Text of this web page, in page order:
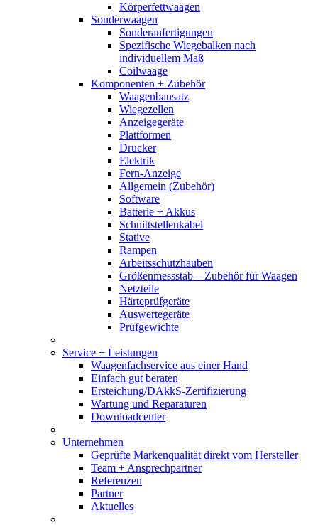
Körperfettwaagen
Sonderwaagen
Sonderanfertigungen
Spezifische Wiegebalken nach
individuellem Maß
Coilwaage
Komponenten + Zubehör
Waagenbausatz
Wiegezellen
Anzeigegeräte
Plattformen
Drucker
Elektrik
Fern-Anzeige
Allgemein (Zubehör)
Software
Batterie + Akkus
Schnittstellenkabel
Stative
Rampen
Arbeitsschutzhauben
Größenmessstab – Zubehör für Waagen
Netzteile
Härteprüfgeräte
Auswertegeräte
Prüfgewichte
Service + Leistungen
Waagenfachservice aus einer Hand
Einfach gut beraten
Ersteichung/DAkkS-Zertifizierung
Wartung und Reparaturen
Downloadcenter
Unternehmen
Geprüfte Markenqualität direkt vom Hersteller
Team + Ansprechpartner
Referenzen
Partner
Aktuelles